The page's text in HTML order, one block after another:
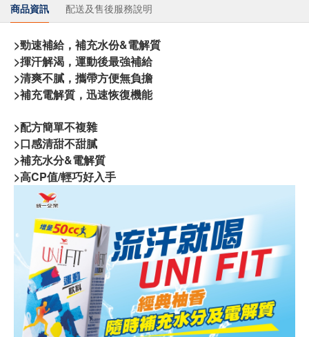
商品資訊 配送及售後服務說明
>勁速補給，補充水份&電解質
>揮汗解渴，運動後最強補給
>清爽不膩，攜帶方便無負擔
>補充電解質，迅速恢復機能
>配方簡單不複雜
>口感清甜不甜膩
>補充水分&電解質
>高CP值/輕巧好入手